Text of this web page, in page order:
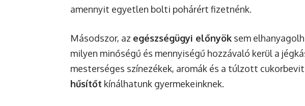
amennyit egyetlen bolti pohárért fizetnénk.
Másodszor, az egészségügyi előnyök sem
milyen minőségű és mennyiségű hozzávaló kerül a
mesterséges színezékek, aromák és a túlzott
hűsítőt kínálhatunk gyermekeinknek.